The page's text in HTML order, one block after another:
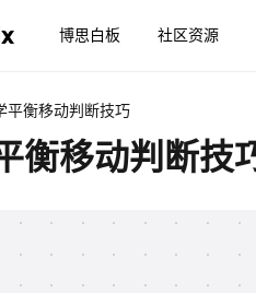
博思白板 社区资源
平衡移动判断技巧
衡移动判断技